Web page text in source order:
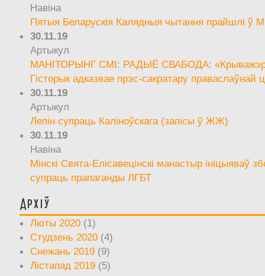
Навіна
Пятыя Беларускія Калядныя чытання прайшлі ў
30.11.19
Артыкул
МАНІТОРЫНГ СМІ: РАДЫЁ СВАБОДА:
Гісторык адказвае прэс-сакратару праваслаўнай
30.11.19
Артыкул
Лепін супраць Каліноўскага (запісы ў ЖЖ)
30.11.19
Навіна
Мінскі Свята-Елісавецінскі манастыр ініцыяваў
супраць прапаганды ЛГБТ
Архіў
Люты 2020 (1)
Студзень 2020 (4)
Снежань 2019 (9)
Лістапад 2019 (5)